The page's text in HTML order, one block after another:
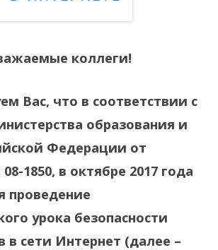
коллеги!
Вас, что в соответствии с
образования и
Федерации от
1850, в октябре 2017 года
проведение
урока безопасности
в сети Интернет (далее –